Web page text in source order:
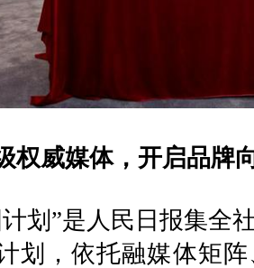
威媒体，开启品牌
划”是人民日报集全
划，依托融媒体矩